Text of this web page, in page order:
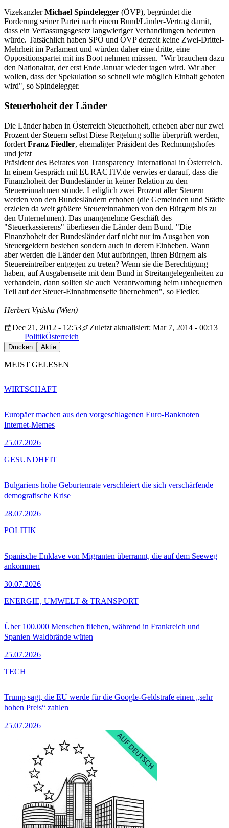
VizekanzlerMichael Spindelegger (ÖVP), begründet die
Forderung seiner Partei nach einem Bund/Länder-Vertrag damit,
dass ein Verfassungsgesetz langwieriger Verhandlungen bedeuten
würde. Tatsächlich haben SPÖ und ÖVP derzeit keine Zwei-Drittel-
Mehrheit im Parlament und würden daher eine dritte, eine
Oppositionspartei mit ins Boot nehmen müssen. "Wir brauchen dazu
den Nationalrat, der erst Ende Januar wieder tagen wird. Wir aber
wollen, dass der Spekulation so schnell wie möglich Einhalt geboten
wird", so Spindelegger.
Steuerhoheit der Länder
Die Länder haben in Österreich Steuerhoheit, erheben aber nur zwei
Prozent der Steuern selbst Diese Regelung sollte überprüft werden,
fordert Franz Fiedler, ehemaliger Präsident des Rechnungshofes
und jetzt
Präsident des Beirates von Transparency International in Österreich.
In einem Gespräch mit EURACTIV.de verwies er darauf, dass die
Finanzhoheit der Bundesländer in keiner Relation zu den
Steuereinnahmen stünde. Lediglich zwei Prozent aller Steuern
werden von den Bundesländern erhoben (die Gemeinden und Städte
erzielen da weit größere Steuereinnahmen von den Bürgern bis zu
den Unternehmen). Das unangenehme Geschäft des
"Steuerkassierens" überliesen die Länder dem Bund. "Die
Finanzhoheit der Bundesländer darf nicht nur im Ausgaben von
Steuergeldern bestehen sondern auch in derem Einheben. Wann
aber werden die Länder den Mut aufbringen, ihren Bürgern als
Steuereintreiber entgegen zu treten? Wenn sie die Berechtigung
haben, auf Ausgabenseite mit dem Bund in Streitangelegenheiten zu
verhandeln, dann sollten sie auch Verantwortung beim unbequemen
Teil auf der Steuer-Einnahmenseite übernehmen", so Fiedler.
Herbert Vytiska (Wien)
Dec 21, 2012 - 12:53
Zuletzt aktualisiert: Mar 7, 2014 - 00:13
PolitikÖsterreich
Drucken Aktie
MEIST GELESEN
Europäer machen aus den vorgeschlagenen Euro-Banknoten
Internet-Memes
25.07.2026
WIRTSCHAFT
Bulgariens hohe Geburtenrate verschleiert die sich verschärfende
demografische Krise
28.07.2026
GESUNDHEIT
Spanische Enklave von Migranten überrannt, die auf dem Seeweg
ankommen
30.07.2026
POLITIK
Über 100.000 Menschen fliehen, während in Frankreich und
Spanien Waldbrände wüten
25.07.2026
ENERGIE, UMWELT & TRANSPORT
Trump sagt, die EU werde für die Google-Geldstrafe einen „sehr
hohen Preis“ zahlen
25.07.2026
TECH